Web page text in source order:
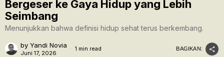
Bergeser ke Gaya Hidup yang Lebih
Seimbang
Menunjukkan bahwa definisi hidup sehat terus berkembang.
by Yandi Novia
Juni 17, 2026
1 min read BAGIKAN: